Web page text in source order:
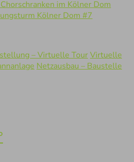
im Kölner Dom
Kölner Dom #7
– Virtuelle TourVirtuelle
Netzausbau – Baustelle